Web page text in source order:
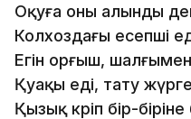
Оқуға оны алынды
Колхоздағы есепші
Егін орғыш,
Қуақы еді, тату
Қызық көріп бір-